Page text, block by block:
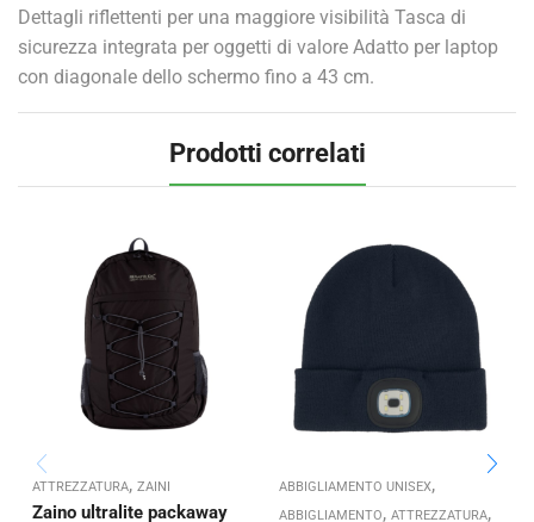
Dettagli riflettenti per una maggiore visibilità Tasca di
sicurezza integrata per oggetti di valore Adatto per laptop
con diagonale dello schermo fino a 43 cm.
Prodotti correlati
ATTREZZATURA, ZAINI
Zaino ultralite packaway
ABBIGLIAMENTO UNISEX,
ABBIGLIAMENTO, ATTREZZATURA,